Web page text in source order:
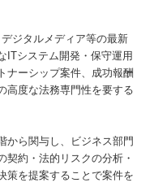
ジタルメディア等の最新
ITシステム開発・保守運用
ナーシップ案件、成功報酬
高度な法務専門性を要する
から関与し、ビジネス部門
契約・法的リスクの分析・
策を提案することで案件を